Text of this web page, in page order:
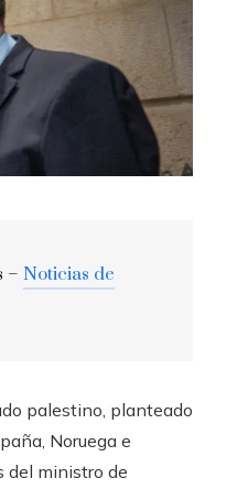
– Noticias de
palestino, planteado
Noruega e
del ministro de